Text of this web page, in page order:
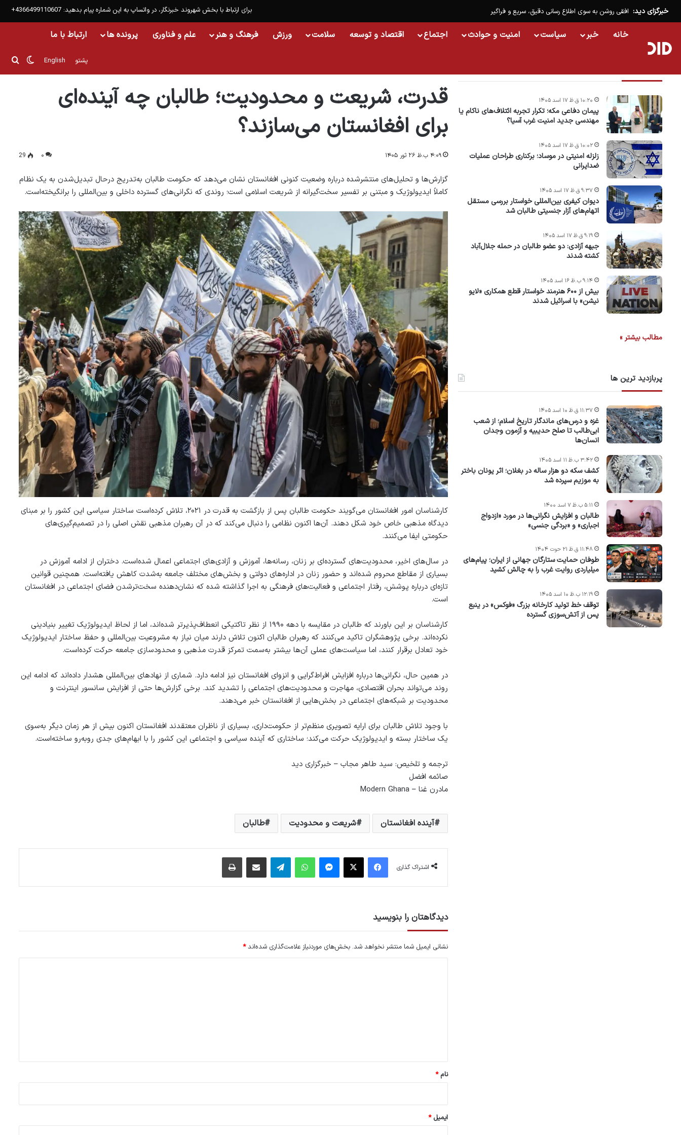
برای ارتباط با بخش شهروند خبرنگار، در واتساپ به این شماره پیام بدهید: 4366499110607+ خبرگزای دید: افقی روشن به سوی اطلاع رسانی دقیق، سریع و فراگیر
خانه خبر سیاست امنیت و حوادث اجتماع اقتصاد و توسعه سلامت ورزش فرهنگ و هنر علم و فناوری پرونده ها ارتباط با ما
English پشتو تغییر
قدرت، شریعت و محدودیت؛ طالبان چه آینده‌ای
برای افغانستان می‌سازند؟
۴:۰۹ ب.ظ ۲۶ ثور ۱۴۰۵ ۰ 29
گزارش‌ها و تحلیل‌های منتشرشده درباره وضعیت کنونی افغانستان نشان می‌دهد که حکومت طالبان به‌تدریج درحال تبدیل‌شدن به یک نظام
کاملاً ایدیولوژیک و مبتنی بر تفسیر سخت‌گیرانه از شریعت اسلامی است؛ روندی که نگرانی‌های گسترده داخلی و بین‌المللی را برانگیخته‌است.
کارشناسان امور افغانستان می‌گویند حکومت طالبان پس از بازگشت به قدرت در ۲۰۲۱، تلاش کرده‌‌است ساختار سیاسی این کشور را بر مبنای
دیدگاه مذهبی خاص خود شکل دهند. آن‌ها اکنون نظامی را دنبال می‌کند که در آن رهبران مذهبی نقش اصلی را در تصمیم‌گیری‌های
حکومتی ایفا می‌کنند.
در سال‌های اخیر، محدودیت‌های گسترده‌ای بر زنان، رسانه‌ها، آموزش و آزادی‌های اجتماعی اعمال شده‌است. دختران از ادامه آموزش در
بسیاری از مقاطع محروم شده‌اند و حضور زنان در اداره‌های دولتی و بخش‌های مختلف جامعه به‌شدت کاهش یافته‌است. همچنین قوانین
تازه‌ای درباره پوشش، رفتار اجتماعی و فعالیت‌های فرهنگی به اجرا گذاشته شده که نشان‌دهنده سخت‌ترشدن فضای اجتماعی در افغانستان
است.
کارشناسان بر این باورند که طالبان در مقایسه با دهه ۱۹۹۰ از نظر تاکتیکی انعطاف‌پذیرتر شده‌اند، اما از لحاظ ایدیولوژیک تغییر بنیادینی
نکرده‌اند. برخی پژوهشگران تاکید می‌کنند که رهبران طالبان اکنون تلاش دارند میان نیاز به مشروعیت بین‌المللی و حفظ ساختار ایدیولوژیک
خود تعادل برقرار کنند، اما سیاست‌های عملی آن‌ها بیشتر به‌سمت تمرکز قدرت مذهبی و محدودسازی جامعه حرکت کرده‌است.
در همین حال، نگرانی‌ها درباره افزایش افراط‌گرایی و انزوای افغانستان نیز ادامه دارد. شماری از نهادهای بین‌المللی هشدار داده‌اند که ادامه این
روند می‌تواند بحران اقتصادی، مهاجرت و محدودیت‌های اجتماعی را تشدید کند. برخی گزارش‌ها حتی از افزایش سانسور اینترنت و
محدودیت بر شبکه‌های اجتماعی در بخش‌هایی از افغانستان خبر می‌دهند.
با وجود تلاش طالبان برای ارایه تصویری منظم‌تر از حکومت‌داری، بسیاری از ناظران معتقدند افغانستان اکنون بیش از هر زمان دیگر به‌سوی
یک ساختار بسته و ایدیولوژیک حرکت می‌کند؛ ساختاری که آینده سیاسی و اجتماعی این کشور را با ابهام‌های جدی روبه‌رو ساخته‌است.
ترجمه و تلخیص: سید طاهر مجاب – خبرگزاری دید
صائمه افضل
مادرن غنا – Modern Ghana
آینده افغانستان شریعت و محدودیت طالبان
اشتراک گذاری
فیس بوک X پیام رسان واتس آپ تلگرام اشتراک گذاری از طریق ایمیل چاپ
دیدگاهتان را بنویسید
نشانی ایمیل شما منتشر نخواهد شد. بخش‌های موردنیاز علامت‌گذاری شده‌اند*
نام*
ایمیل*
پیمان دفاعی مکه؛ تکرار تجربه ائتلاف‌های ناکام یا
مهندسی جدید امنیت غرب آسیا؟
۱۰:۲۰ ق.ظ ۱۷ اسد ۱۴۰۵
زلزله امنیتی در موساد؛ برکناری طراحان عملیات
ضدایرانی
۱۰:۰۲ ق.ظ ۱۷ اسد ۱۴۰۵
دیوان کیفری بین‌المللی خواستار بررسی مستقل
اتهام‌های آزار جنسیتی طالبان شد
۹:۳۷ ق.ظ ۱۷ اسد ۱۴۰۵
جبهه آزادی: دو عضو طالبان در حمله جلال‌آباد
کشته شدند
۹:۱۹ ق.ظ ۱۷ اسد ۱۴۰۵
بیش از ۶۰۰ هنرمند خواستار قطع همکاری «لایو
نیشن» با اسرائیل شدند
۹:۱۴ ب.ظ ۱۶ اسد ۱۴۰۵
مطالب بیشتر »
پربازدید ترین ها
غزه و درس‌های ماندگار تاریخ اسلام؛ از شعب
ابی‌طالب تا صلح حدیبیه و آزمون وجدان
انسان‌ها
۱۱:۳۷ ق.ظ ۱۰ اسد ۱۴۰۵
کشف سکه دو هزار ساله در بغلان؛ اثر یونان باختر
به موزیم سپرده شد
۳:۴۲ ب.ظ ۱۱ اسد ۱۴۰۵
طالبان و افزایش نگرانی‌ها در مورد «ازدواج
اجباری» و «بردگی جنسی»
۵:۱۱ ب.ظ ۷ اسد ۱۴۰۰
طوفان حمایت ستارگان جهانی از ایران؛ پیام‌های
میلیاردی روایت غرب را به چالش کشید
۱۱:۴۸ ق.ظ ۲۱ حوت ۱۴۰۴
توقف خط تولید کارخانه بزرگ «فوکس» در ینبع
پس از آتش‌سوزی گسترده
۱۲:۱۹ ب.ظ ۱۰ اسد ۱۴۰۵